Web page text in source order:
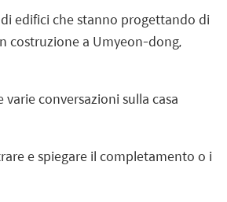
edifici che stanno progettando di
costruzione a Umyeon-dong,
conversazioni sulla casa
e spiegare il completamento o i